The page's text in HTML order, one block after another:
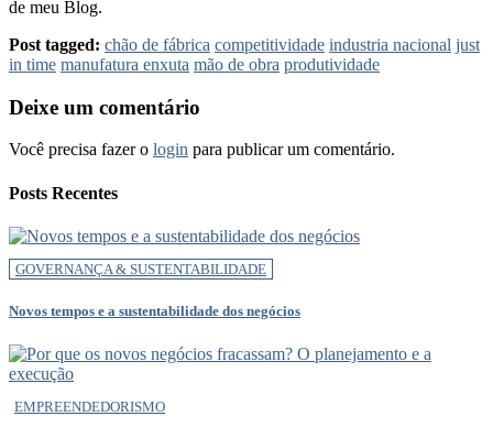
de meu Blog.
Post tagged: chão de fábrica competitividade industria nacional just
in time manufatura enxuta mão de obra produtividade
Deixe um comentário
Você precisa fazer o login para publicar um comentário.
Posts Recentes
GOVERNANÇA & SUSTENTABILIDADE
Novos tempos e a sustentabilidade dos negócios
EMPREENDEDORISMO